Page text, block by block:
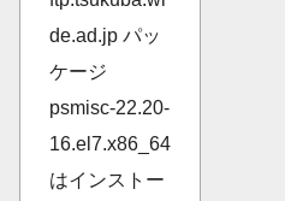
de.ad.jp パッ
ケージ
psmisc-22.20-
16.el7.x86_64
はインストー